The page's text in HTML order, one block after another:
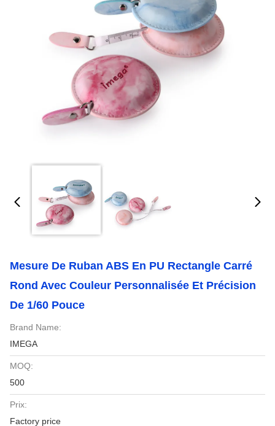
Mesure De Ruban ABS En PU Rectangle Carré
Rond Avec Couleur Personnalisée Et Précision
De 1/60 Pouce
Brand Name:
IMEGA
MOQ:
500
Prix:
Factory price